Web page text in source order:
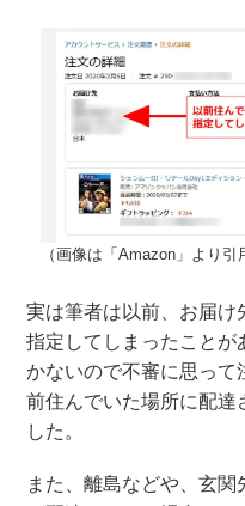
（画像は「Amazon」より引
実は筆者は以前、お届け
指定してしまったことが
かないので不審に思って
前住んでいた場所に配達
した。
また、離島などや、玄